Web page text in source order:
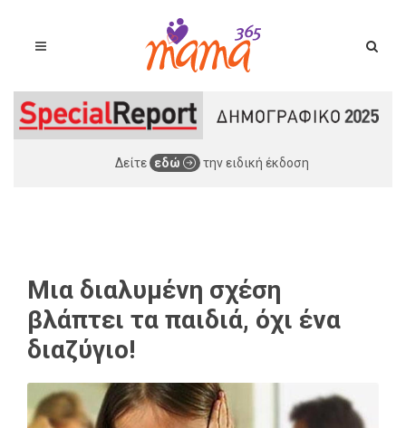
Δείτε εδώ την ειδική έκδοση
Μια διαλυμένη σχέση
βλάπτει τα παιδιά, όχι ένα
διαζύγιο!